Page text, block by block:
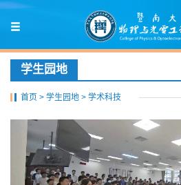
学生园地
首页 > 学生园地 > 学术科技